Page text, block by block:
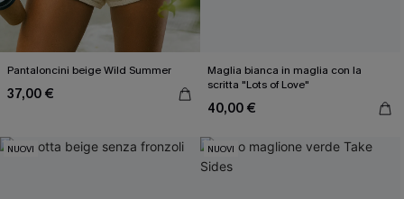
Pantaloncini beige Wild Summer
37,00 €
Maglia bianca in maglia con la
scritta "Lots of Love"
40,00 €
NUOVI NUOVI